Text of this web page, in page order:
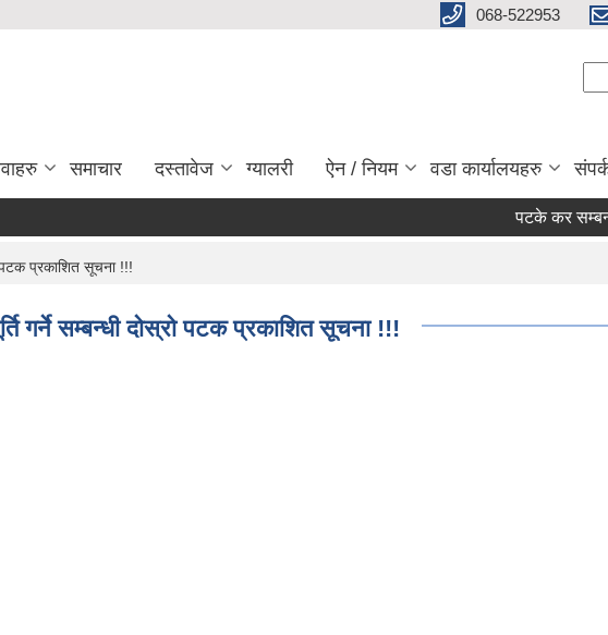
068-522953
समाचार दस्तावेज ग्यालरी ऐन / नियम वडा कार्यालयहरु
पटके कर सम्बन्धी
पटक प्रकाशित सूचना !!!
गर्ने सम्बन्धी दाेस्रो पटक प्रकाशित सूचना !!!